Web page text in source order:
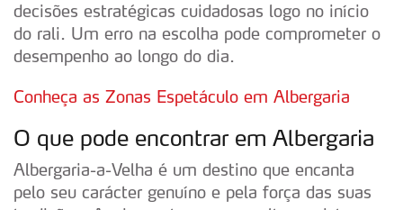
decisões estratégicas cuidadosas logo no início
do rali. Um erro na escolha pode comprometer o
desempenho ao longo do dia.
Conheça as Zonas Espetáculo em Albergaria
O que pode encontrar em Albergaria
Albergaria-a-Velha é um destino que encanta
pelo seu carácter genuíno e pela força das suas